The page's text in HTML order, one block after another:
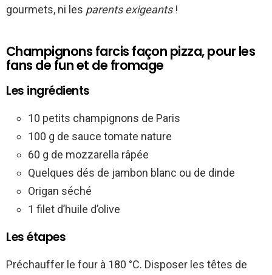
gourmets, ni les parents exigeants!
Champignons farcis façon pizza, pour les
fans de fun et de fromage
Les ingrédients
10 petits champignons de Paris
100 g de sauce tomate nature
60 g de mozzarella râpée
Quelques dés de jambon blanc ou de dinde
Origan séché
1 filet d’huile d’olive
Les étapes
Préchauffer le four à 180 °C. Disposer les têtes de